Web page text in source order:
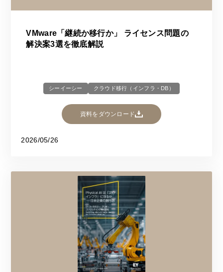
VMware「継続か移行か」 ライセンス問題の
解決案3選を徹底解説
シーイーシー クラウド移行（インフラ・DB）
資料をダウンロード
2026/05/26